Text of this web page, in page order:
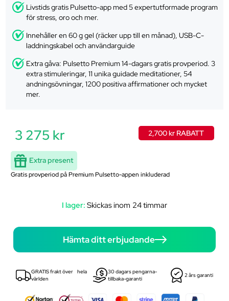
Livstids gratis Pulsetto-app med 5 expertutformade program
för stress, oro och mer.
Innehåller en 60 g gel (räcker upp till en månad), USB-C-
laddningskabel och användarguide
Extra gåva: Pulsetto Premium 14-dagars gratis provperiod. 3
extra stimuleringar, 11 unika guidade meditationer, 54
andningsövningar, 1200 positiva affirmationer och mycket
mer.
3 275 kr 2,700 kr RABATT
Extra present
Gratis provperiod på Premium Pulsetto-appen inkluderad
I lager:Skickas inom 24 timmar
Hämta ditt erbjudande
GRATIS frakt över hela
världen
30 dagars pengarna-
tillbaka-garanti
2 års garanti